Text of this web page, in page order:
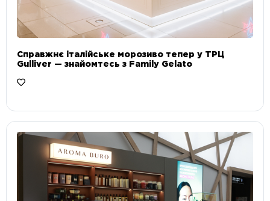
Справжнє італійське морозиво тепер у ТРЦ
Gulliver — знайомтесь з Family Gelato